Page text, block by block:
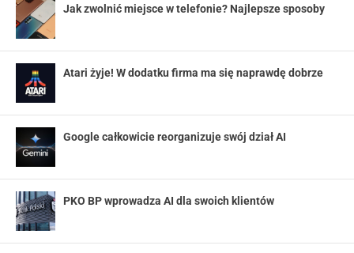
Jak zwolnić miejsce w telefonie? Najlepsze sposoby
Atari żyje! W dodatku firma ma się naprawdę dobrze
Google całkowicie reorganizuje swój dział AI
PKO BP wprowadza AI dla swoich klientów